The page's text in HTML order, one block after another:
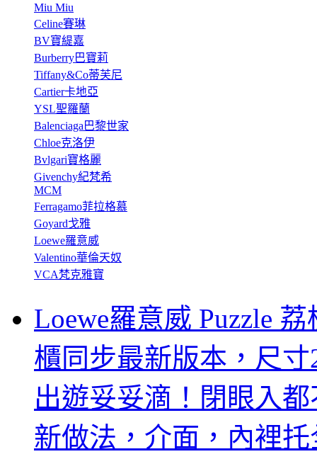
Miu Miu
Celine賽琳
BV寶緹嘉
Burberry巴寶莉
Tiffany&Co蒂芙尼
Cartier卡地亞
YSL聖羅蘭
Balenciaga巴黎世家
Chloe克洛伊
Bvlgari寶格麗
Givenchy紀梵希
MCM
Ferragamo菲拉格慕
Goyard戈雅
Loewe羅意威
Valentino華倫天奴
VCA梵克雅寶
Loewe羅意威 Puzzle
櫃同步最新版本，尺
出遊妥妥滴！閉眼入
新做法，介面，內裡